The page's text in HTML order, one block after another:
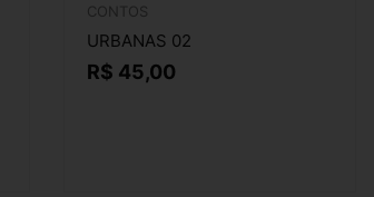
CONTOS
URBANAS 02
R$ 45,00